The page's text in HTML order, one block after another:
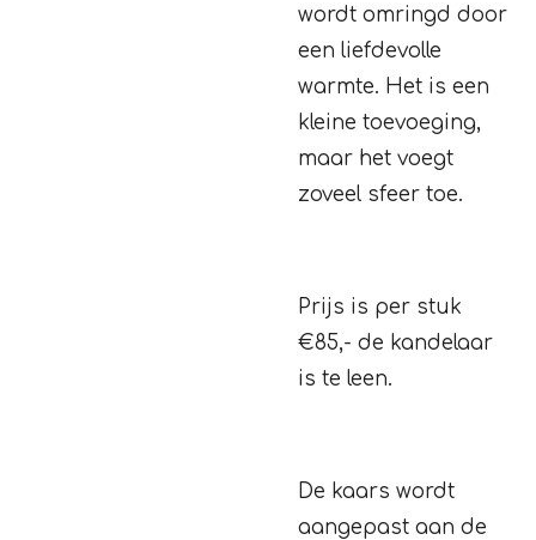
wordt omringd door
een liefdevolle
warmte. Het is een
kleine toevoeging,
maar het voegt
zoveel sfeer toe.
Prijs is per stuk
€85,- de kandelaar
is te leen.
De kaars wordt
aangepast aan de